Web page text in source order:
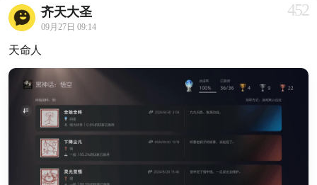
齐天大圣
09月27日 09:14
452
天命人